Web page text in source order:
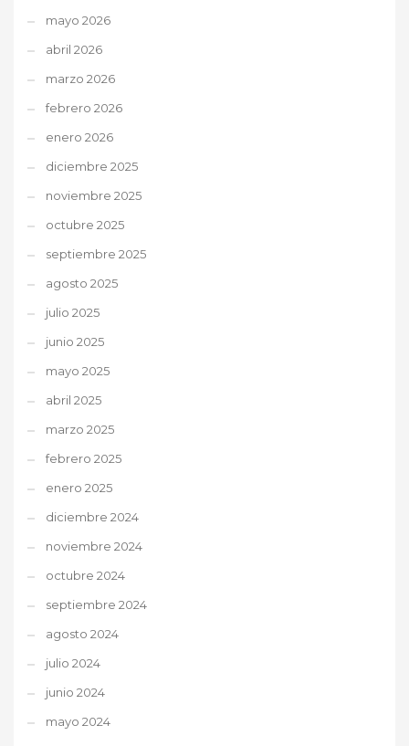
mayo 2026
abril 2026
marzo 2026
febrero 2026
enero 2026
diciembre 2025
noviembre 2025
octubre 2025
septiembre 2025
agosto 2025
julio 2025
junio 2025
mayo 2025
abril 2025
marzo 2025
febrero 2025
enero 2025
diciembre 2024
noviembre 2024
octubre 2024
septiembre 2024
agosto 2024
julio 2024
junio 2024
mayo 2024